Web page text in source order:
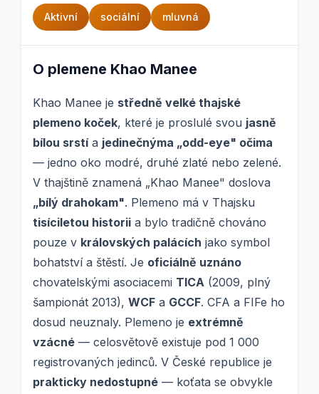
Aktivní sociální mluvná
O plemene Khao Manee
Khao Manee je středně velké thajské
plemeno koček, které je proslulé svou jasně
bílou srstía jedinečnýma „odd-eye" očima
— jedno oko modré, druhé zlaté nebo zelené.
V thajštině znamená „Khao Manee" doslova
„bílý drahokam". Plemeno má v Thajsku
tisíciletou historii a bylo tradičně chováno
pouze v královských palácích jako symbol
bohatství a štěstí. Je oficiálně uznáno
chovatelskými asociacemi TICA (2009, plný
šampionát 2013), WCF a GCCF. CFA a FIFe ho
dosud neuznaly. Plemeno je extrémně
vzácné — celosvětově existuje pod 1 000
registrovaných jedinců. V České republice je
prakticky nedostupné — koťata se obvykle